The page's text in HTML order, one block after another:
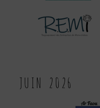
JUIN 2026